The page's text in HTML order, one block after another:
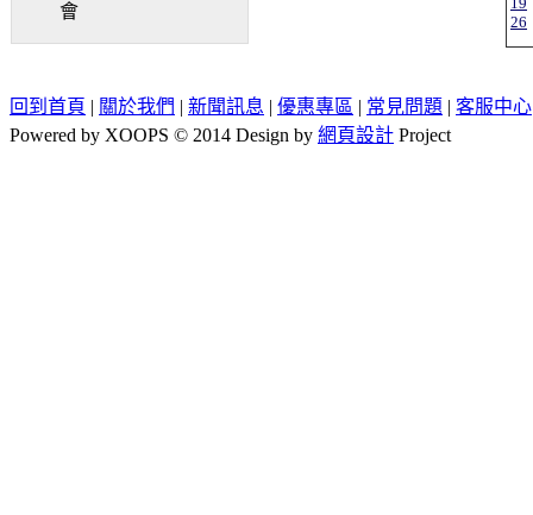
會
26
回到首頁 | 關於我們 | 新聞訊息 | 優惠專區 | 常見問題 | 客服中心
Powered by XOOPS © 2014 Design by 網頁設計 Project